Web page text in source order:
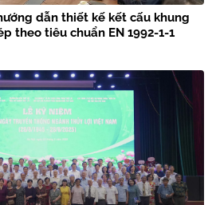
dẫn thiết kế kết cấu khung
theo tiêu chuẩn EN 1992-1-1